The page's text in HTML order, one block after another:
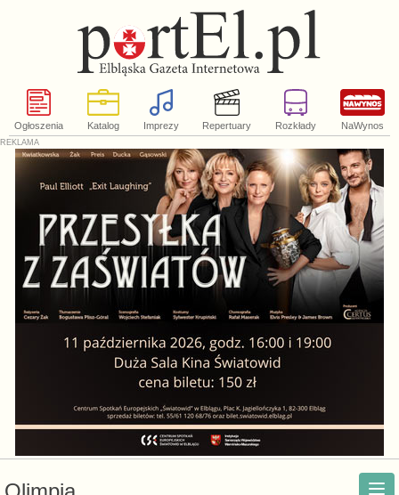
Ogłoszenia Katalog Imprezy Repertuary Rozkłady NaWynos